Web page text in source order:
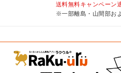
送料無料キャンペーン
※一部離島・山間部お